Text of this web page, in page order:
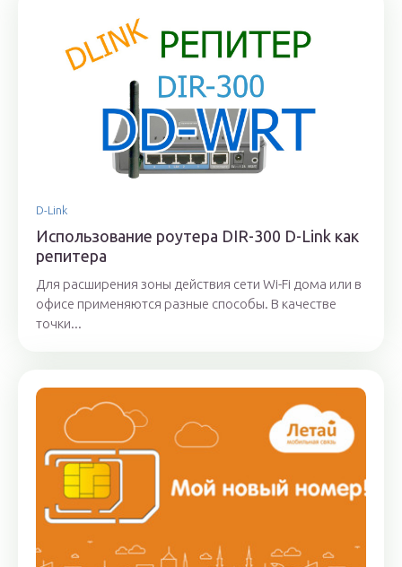
D-Link
Использование роутера DIR-300 D-Link как
репитера
Для расширения зоны действия сети Wi-Fi дома или в
офисе применяются разные способы. В качестве
точки...